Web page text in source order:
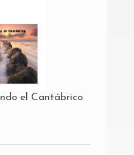
el Cantábrico